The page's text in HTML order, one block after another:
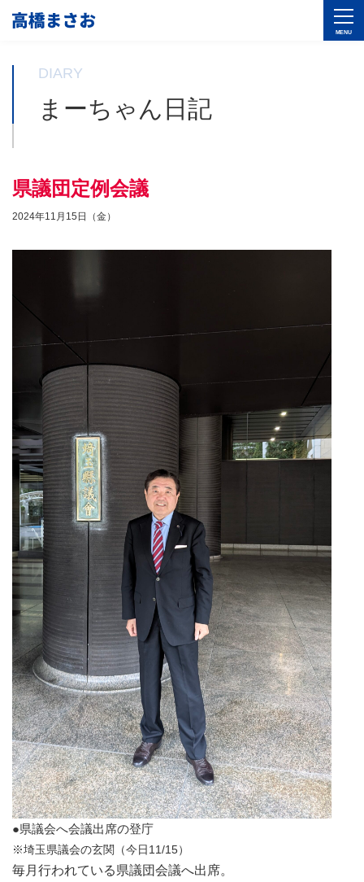
DIARY
まーちゃん日記
県議団定例会議
2024年11月15日（金）
●県議会へ会議出席の登庁
※埼玉県議会の玄関（今日11/15）
毎月行われている県議団会議へ出席。